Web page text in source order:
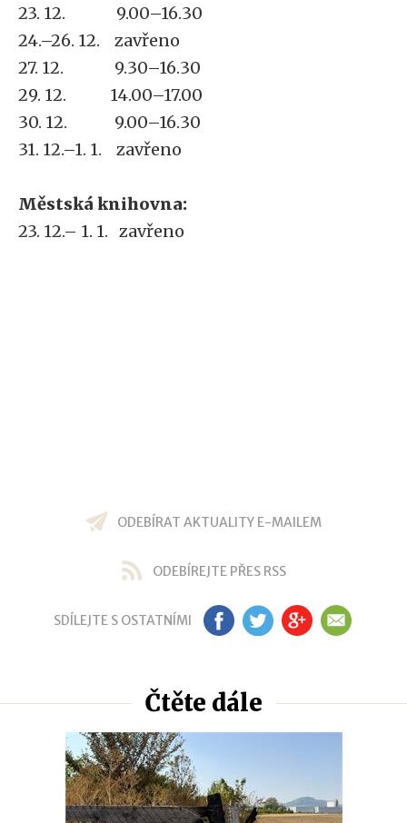
23. 12. 9.00–16.30
24.–26. 12. zavřeno
27. 12. 9.30–16.30
29. 12. 14.00–17.00
30. 12. 9.00–16.30
31. 12.–1. 1. zavřeno
Městská knihovna:
23. 12.– 1. 1. zavřeno
ODEBÍRAT AKTUALITY E-MAILEM
ODEBÍREJTE PŘES RSS
SDÍLEJTE S OSTATNÍMI FB TW GP EM
Čtěte dále